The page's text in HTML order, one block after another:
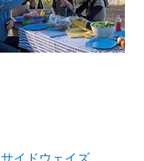
サイドウェイズ